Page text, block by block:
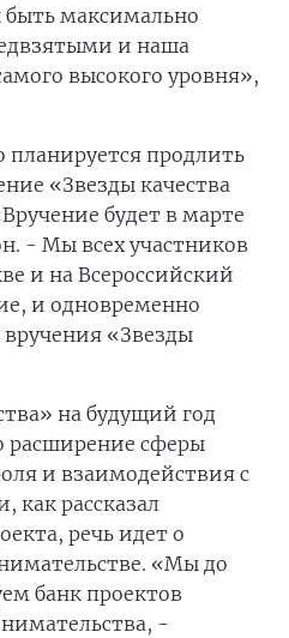
максимально
и наша
высокого уровня»,
планируется продлить
«Звезды качества
будет в марте
- Мы всех участников
и на Всероссийский
и одновременно
«Звезды
на будущий год
расширение сферы
и взаимодействия с
как рассказал
речь идет о
«Мы до
банк проектов
-